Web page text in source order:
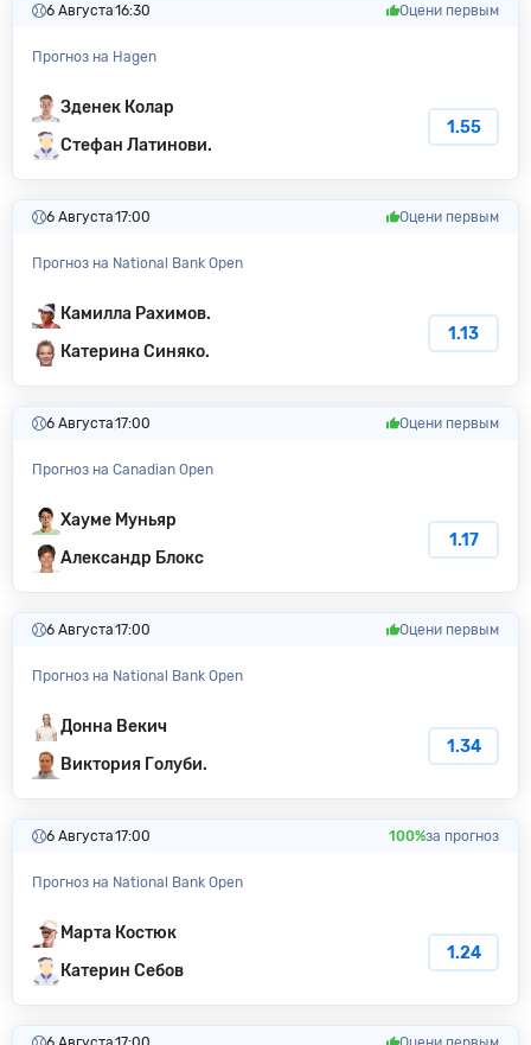
6 Августа16:30 Оцени первым
Прогноз на Hagen
Зденек Колар
Стефан Латинови.
1.55
6 Августа17:00 Оцени первым
Прогноз на National Bank Open
Камилла Рахимов.
Катерина Синяко.
1.13
6 Августа17:00 Оцени первым
Прогноз на Canadian Open
Хауме Муньяр
Александр Блокс
1.17
6 Августа17:00 Оцени первым
Прогноз на National Bank Open
Донна Векич
Виктория Голуби.
1.34
6 Августа17:00 100%за прогноз
Прогноз на National Bank Open
Марта Костюк
Катерин Себов
1.24